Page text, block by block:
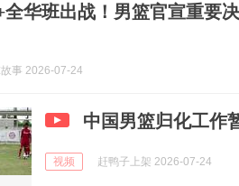
全华班出战！男篮官宣重要
事 2026-07-24
中国男篮归化工作
视频 赶鸭子上架 2026-07-24